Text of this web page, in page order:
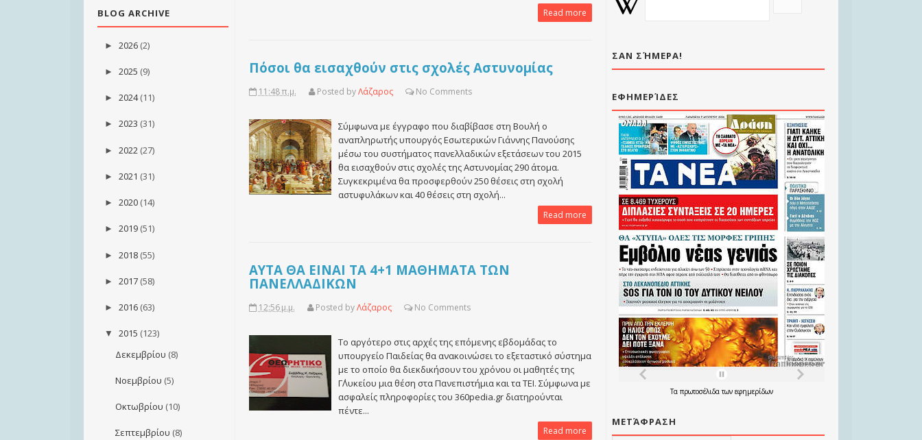
BLOG ARCHIVE
► 2026 (2)
► 2025 (9)
► 2024 (11)
► 2023 (31)
► 2022 (27)
► 2021 (31)
► 2020 (14)
► 2019 (51)
► 2018 (55)
► 2017 (58)
► 2016 (63)
▼ 2015 (123)
Δεκεμβρίου (8)
Νοεμβρίου (5)
Οκτωβρίου (10)
Σεπτεμβρίου (8)
Read more
Πόσοι θα εισαχθούν στις σχολές Αστυνομίας
11:48 π.μ. Posted byΛάζαρος No Comments
Σύμφωνα με έγγραφο που διαβίβασε στη Βουλή ο
αναπληρωτής υπουργός Εσωτερικών Γιάννης Πανούσης
μέσω του συστήματος πανελλαδικών εξετάσεων του 2015
θα εισαχθούν στις σχολές της Αστυνομίας 290 άτομα.
Συγκεκριμένα θα προσφερθούν 250 θέσεις στη σχολή
αστυφυλάκων και 40 θέσεις στη σχολή...
Read more
ΑΥΤΑ ΘΑ ΕΙΝΑΙ ΤΑ 4+1 ΜΑΘΗΜΑΤΑ ΤΩΝ
ΠΑΝΕΛΛΑΔΙΚΩΝ
12:56 μ.μ. Posted byΛάζαρος No Comments
Το αργότερο στις αρχές της επόμενης εβδομάδας το
υπουργείο Παιδείας θα ανακοινώσει το εξεταστικό σύστημα
με το οποίο θα διεκδικήσουν του χρόνου οι μαθητές της
Γ΄Λυκείου μια θέση στα Πανεπιστήμια και τα ΤΕΙ. Σύμφωνα με
ασφαλείς πληροφορίες του 360pedia.gr διατηρούνται
πέντε...
Read more
ΣΑΝ ΣΉΜΕΡΑ!
ΕΦΗΜΕΡΊΔΕΣ
Τα πρωτοσέλιδατων εφημερίδων
ΜΕΤΆΦΡΑΣΗ